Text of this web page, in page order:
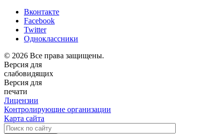
Вконтакте
Facebook
Twitter
Одноклассники
© 2026 Все права защищены.
Версия для
слабовидящих
Версия для
печати
Лицензии
Контролирующие организации
Карта сайта